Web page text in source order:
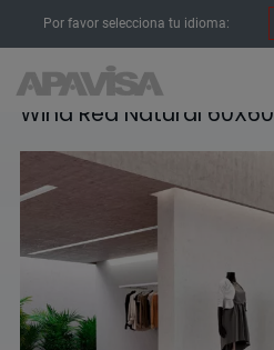
Por favor selecciona tu idioma:
Wind Red Natural 60X60